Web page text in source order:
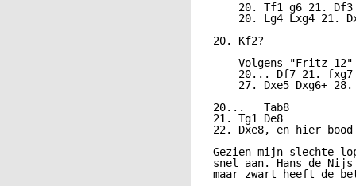
20. Tf1 g6 21.
20. Lg4 Lxg4 21.
20. Kf2?
Volgens "Fritz
20... Df7 21.
27. Dxe5 Dxg6+
20...   Tab8
21. Tg1 De8
22. Dxe8, en hier
Gezien mijn slechte
snel aan. Hans de
maar zwart heeft de